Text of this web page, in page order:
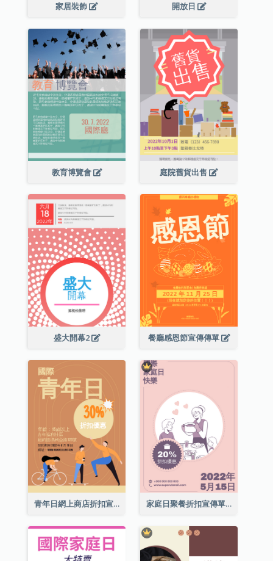
家居裝飾 開放日
教育博覽會 庭院舊貨出售
盛大開幕2 餐廳感恩節宣傳傳單
青年日網上商店折扣宣傳單張 家庭日聚餐折扣宣傳單張